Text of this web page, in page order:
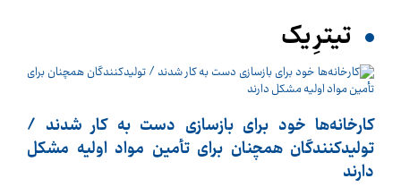
تیترِ یک
کارخانه‌ها خود برای بازسازی دست به کار شدند /
تولیدکنندگان همچنان برای تأمین مواد اولیه مشکل
دارند